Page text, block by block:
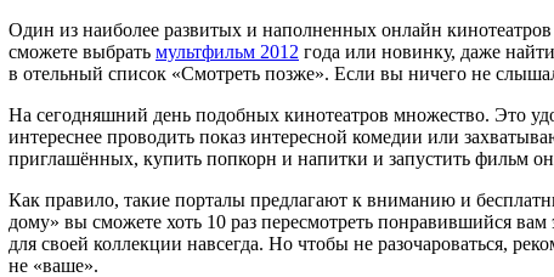
Один из наиболее развитых и наполненных онлайн
сможете выбрать мультфильм 2012 года или новинку, даже
в отельный список «Смотреть позже». Если вы ничего не
На сегодняшний день подобных кинотеатров множество. Это
интереснее проводить показ интересной комедии или
приглашённых, купить попкорн и напитки и запустить фильм
Как правило, такие порталы предлагают к вниманию и
дому» вы сможете хоть 10 раз пересмотреть понравившийся
для своей коллекции навсегда. Но чтобы не разочароваться,
не «ваше».